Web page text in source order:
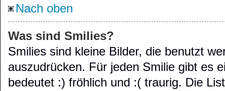
Nach oben
Was sind Smilies?
Smilies sind kleine Bilder, die benutzt
auszudrücken. Für jeden Smilie gibt es
bedeutet :) fröhlich und :( traurig. Die